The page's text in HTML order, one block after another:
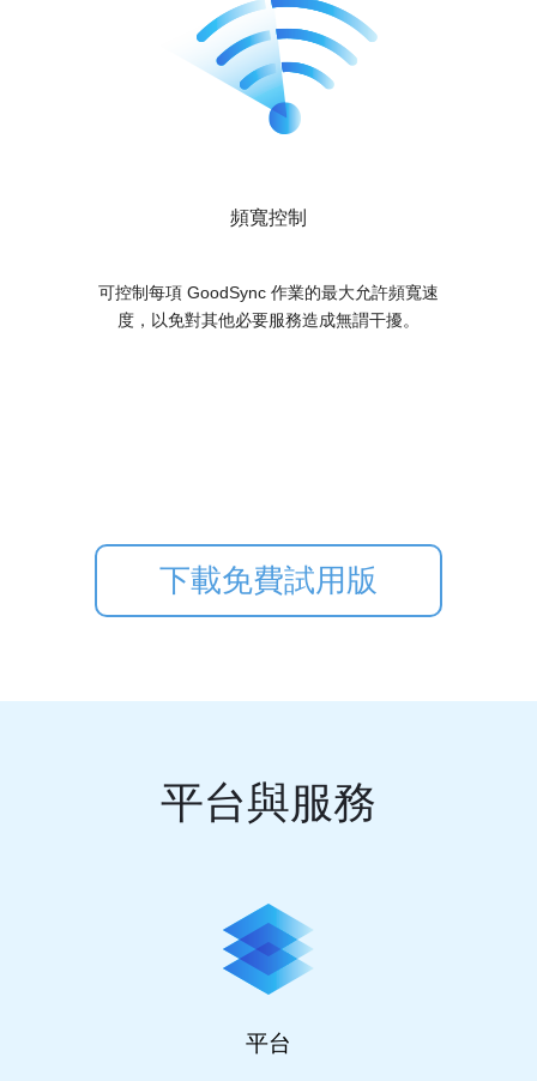
頻寬控制
可控制每項 GoodSync 作業的最大允許頻寬速
度，以免對其他必要服務造成無謂干擾。
下載免費試用版
平台與服務
平台